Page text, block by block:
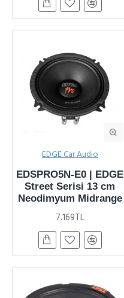
EDGE Car Audio
EDSPRO5N-E0 | EDGE
Street Serisi 13 cm
Neodimyum Midrange
7.169TL